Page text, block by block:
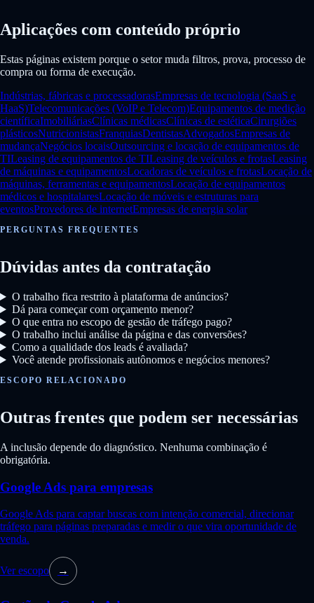
Aplicações com conteúdo próprio
Estas páginas existem porque o setor muda filtros, prova, processo de
compra ou forma de execução.
Indústrias, fábricas e processadorasEmpresas de tecnologia (SaaS e
HaaS)Telecomunicações (VoIP e Telecom)Equipamentos de medição
científicaImobiliáriasClínicas médicasClínicas de estéticaCirurgiões
plásticosNutricionistasFranquiasDentistasAdvogadosEmpresas de
mudançaNegócios locaisOutsourcing e locação de equipamentos de
TILeasing de equipamentos de TILeasing de veículos e frotasLeasing
de máquinas e equipamentosLocadoras de veículos e frotasLocação de
máquinas, ferramentas e equipamentosLocação de equipamentos
médicos e hospitalaresLocação de móveis e estruturas para
eventosProvedores de internetEmpresas de energia solar
PERGUNTAS FREQUENTES
Dúvidas antes da contratação
O trabalho fica restrito à plataforma de anúncios?
Dá para começar com orçamento menor?
O que entra no escopo de gestão de tráfego pago?
O trabalho inclui análise da página e das conversões?
Como a qualidade dos leads é avaliada?
Você atende profissionais autônomos e negócios menores?
ESCOPO RELACIONADO
Outras frentes que podem ser necessárias
A inclusão depende do diagnóstico. Nenhuma combinação é
obrigatória.
Google Ads para empresas
Google Ads para captar buscas com intenção comercial, direcionar
tráfego para páginas preparadas e medir o que vira oportunidade de
venda.
Ver escopo →